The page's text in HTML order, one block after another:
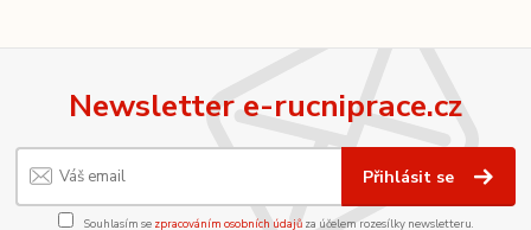
Newsletter e-rucniprace.cz
Přihlásit se
Souhlasím se zpracováním osobních údajůza účelem rozesílky newsletteru.